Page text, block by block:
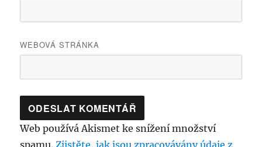
WEBOVÁ STRÁNKA
Web používá Akismet ke snížení množství